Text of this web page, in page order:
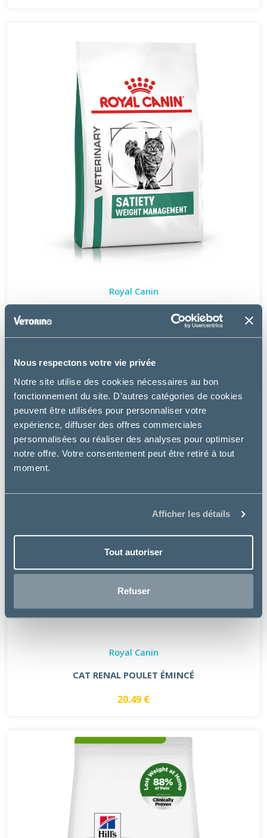
Nous respectons votre vie privée
Notre site utilise des cookies nécessaires au bon
fonctionnement du site. D’autres catégories de cookies
peuvent être utilisées pour personnaliser votre
expérience, diffuser des offres commerciales
personnalisées ou réaliser des analyses pour optimiser
notre offre. Votre consentement peut être retiré à tout
moment.
Afficher les détails
Tout autoriser
Refuser
Royal Canin
CAT SATIETY WEIGHT MANAGEMENT
à partir de
Royal Canin
CAT RENAL POULET ÉMINCÉ
20.49 €